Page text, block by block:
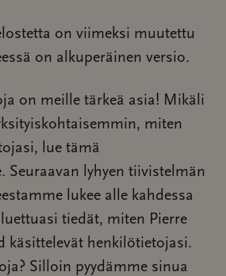
on viimeksi muutettu
on alkuperäinen versio.
on meille tärkeä asia! Mikäli
miten
lue tämä
Seuraavan lyhyen tiivistelmän
lukee alle kahdessa
tiedät, miten Pierre
käsittelevät henkilötietojasi.
Silloin pyydämme sinua